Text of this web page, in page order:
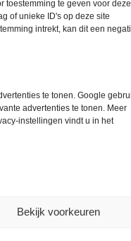
toestemming te geven voor deze
of unieke ID's op deze site
intrekt, kan dit een
te tonen. Google
advertenties te tonen. Meer
instellingen vindt u in het
Bekijk voorkeuren